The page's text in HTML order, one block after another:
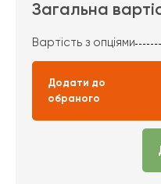
Загальна
Вартість з опціями
Додати до
обраного